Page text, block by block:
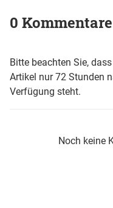
0 Kommentare
Bitte beachten Sie,
Artikel nur 72 Stunden
Verfügung steht.
Noch keine